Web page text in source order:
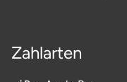
Zahlarten
Rügen